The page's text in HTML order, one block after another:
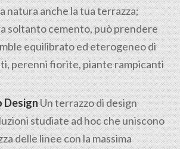
natura anche la tua terrazza;
soltanto cemento, può prendere
equilibrato ed eterogeneo di
perenni fiorite, piante rampicanti
DesignUn terrazzo di design
studiate ad hoc che uniscono
delle linee con la massima